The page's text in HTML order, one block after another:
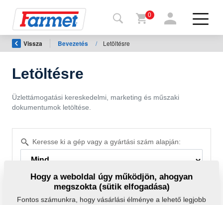
a
Farmet
shop
gépeim
Letöltésre
0
Vissza Bevezetés / Letöltésre
Letöltésre
Üzlettámogatási kereskedelmi, marketing és műszaki
dokumentumok letöltése.
Keresse ki a gép vagy a gyártási szám alapján:
Hogy a weboldal úgy működjön, ahogyan
megszokta (sütik elfogadása)
Fontos számunkra, hogy vásárlási élménye a lehető legjobb